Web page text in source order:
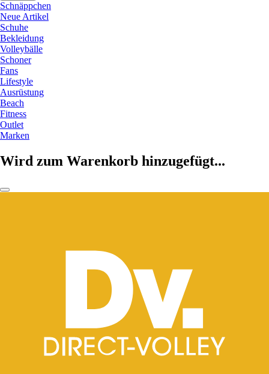
Schnäppchen
Neue Artikel
Schuhe
Bekleidung
Volleybälle
Schoner
Fans
Lifestyle
Ausrüstung
Beach
Fitness
Outlet
Marken
Wird zum Warenkorb hinzugefügt...